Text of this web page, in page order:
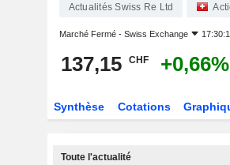
Actualités Swiss Re Ltd
Marché Fermé - Swiss Exchange
137,15 CHF +0,66%
Synthèse Cotations
Toute l'actualité